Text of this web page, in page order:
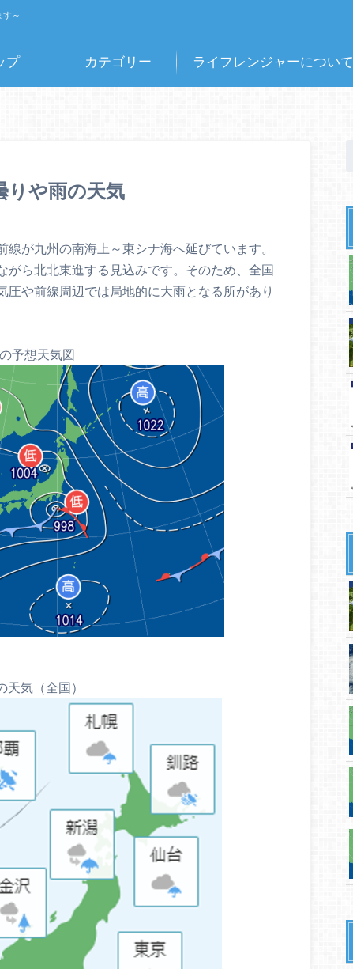
～
プ カテゴリー ライフレンジャーについて
りや雨の天気
が九州の南海上～東シナ海へ延びています。
がら北北東進する見込みです。そのため、全国
や前線周辺では局地的に大雨となる所があり
予想天気図
天気（全国）